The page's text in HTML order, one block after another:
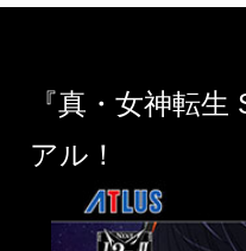
『真・女神転
アル！